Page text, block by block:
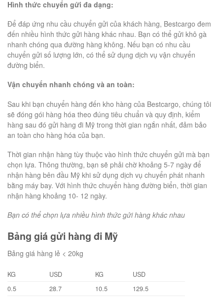
Hình thức chuyển gửi đa dạng:
Để đáp ứng nhu cầu chuyển gửi của khách hàng, Bestcargo đem
đến nhiều hình thức gửi hàng khác nhau. Bạn có thể gửi khô gà
nhanh chóng qua đường hàng không. Nếu bạn có nhu cầu
chuyển gửi số lượng lớn, có thể sử dụng dịch vụ vận chuyển
đường biển.
Vận chuyển nhanh chóng và an toàn:
Sau khi bạn chuyển hàng đến kho hàng của Bestcargo, chúng tôi
sẽ đóng gói hàng hóa theo đúng tiêu chuẩn và quy định, kiểm
hàng sau đó gửi hàng đi Mỹ trong thời gian ngắn nhất, đảm bảo
an toàn cho hàng hóa của bạn.
Thời gian nhận hàng tùy thuộc vào hình thức chuyển gửi mà bạn
chọn lựa. Thông thường, bạn sẽ phải chờ khoảng 5-7 ngày để
nhận hàng bên đầu Mỹ khi sử dụng dịch vụ chuyển phát nhanh
bằng máy bay. Với hình thức chuyển hàng đường biển, thời gian
nhận hàng khoảng 10- 12 ngày.
Bạn có thể chọn lựa nhiều hình thức gửi hàng khác nhau
Bảng giá gửi hàng đi Mỹ
Bảng giá hàng lẻ < 20kg
KG USD KG
USD
0.5
28.7 10.5
129.5